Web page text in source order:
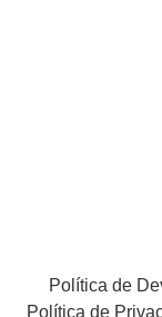
Política de
Política de